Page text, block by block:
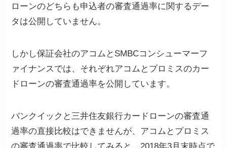
ローンのどちらも申込者の審査通過率に関するデー
タは公開していません。
しかし保証会社のアコムとSMBCコンシューマーフ
ァイナンスでは、それぞれアコムとプロミスのカー
ドローンの審査通過率を公開しています。
バンクイックと三井住友銀行カードローンの審査通
過率の直接比較はできませんが、アコムとプロミス
の審査通過率で比較してみると、2018年3月末時点で